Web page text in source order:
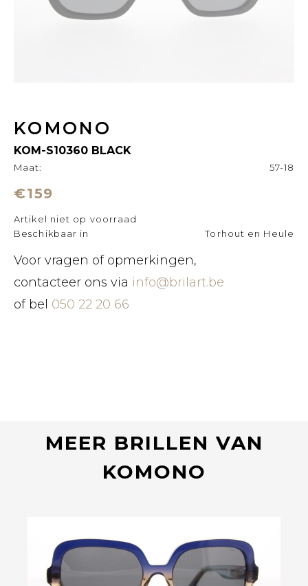
KOMONO
KOM-S10360 BLACK
Maat: 57-18
€159
Artikel niet op voorraad
Beschikbaar in
Torhout en Heule
Voor vragen of opmerkingen,
contacteer ons via info@brilart.be
of bel 050 22 20 66
MEER BRILLEN VAN
KOMONO
Bekijk deze bril